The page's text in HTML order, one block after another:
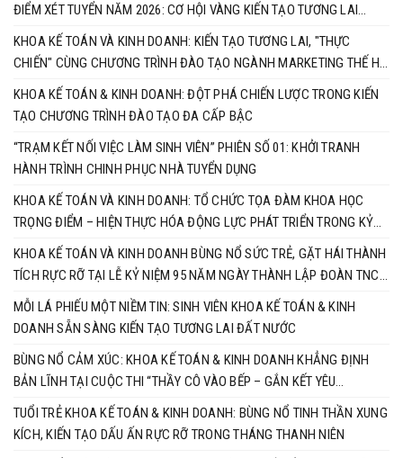
ĐIỂM XÉT TUYỂN NĂM 2026: CƠ HỘI VÀNG KIẾN TẠO TƯƠNG LAI
CÙNG KHOA KẾ TOÁN & KINH DOANH
KHOA KẾ TOÁN VÀ KINH DOANH: KIẾN TẠO TƯƠNG LAI, "THỰC
CHIẾN" CÙNG CHƯƠNG TRÌNH ĐÀO TẠO NGÀNH MARKETING THẾ HỆ
KHOA KẾ TOÁN & KINH DOANH: ĐỘT PHÁ CHIẾN LƯỢC TRONG KIẾN
TẠO CHƯƠNG TRÌNH ĐÀO TẠO ĐA CẤP BẬC
“TRẠM KẾT NỐI VIỆC LÀM SINH VIÊN” PHIÊN SỐ 01: KHỞI TRANH
HÀNH TRÌNH CHINH PHỤC NHÀ TUYỂN DỤNG
KHOA KẾ TOÁN VÀ KINH DOANH: TỔ CHỨC TỌA ĐÀM KHOA HỌC
TRỌNG ĐIỂM – HIỆN THỰC HÓA ĐỘNG LỰC PHÁT TRIỂN TRONG KỶ
NGUYÊN MỚI
KHOA KẾ TOÁN VÀ KINH DOANH BÙNG NỔ SỨC TRẺ, GẶT HÁI THÀNH
TÍCH RỰC RỠ TẠI LỄ KỶ NIỆM 95 NĂM NGÀY THÀNH LẬP ĐOÀN TNCS
HỒ CHÍ MINH
MỖI LÁ PHIẾU MỘT NIỀM TIN: SINH VIÊN KHOA KẾ TOÁN & KINH
DOANH SẴN SÀNG KIẾN TẠO TƯƠNG LAI ĐẤT NƯỚC
BÙNG NỔ CẢM XÚC: KHOA KẾ TOÁN & KINH DOANH KHẲNG ĐỊNH
BẢN LĨNH TẠI CUỘC THI “THẦY CÔ VÀO BẾP – GẮN KẾT YÊU
THƯƠNG”
TUỔI TRẺ KHOA KẾ TOÁN & KINH DOANH: BÙNG NỔ TINH THẦN XUNG
KÍCH, KIẾN TẠO DẤU ẤN RỰC RỠ TRONG THÁNG THANH NIÊN